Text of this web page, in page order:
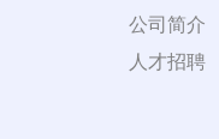
公司简介
人才招聘